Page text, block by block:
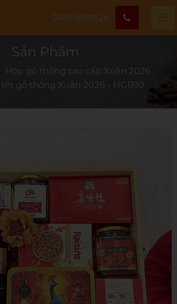
0949 8080 26
Sản Phẩm
Hộp gỗ thông cao cấp Xuân 2026
gỗ thông Xuân 2026 - HG1190